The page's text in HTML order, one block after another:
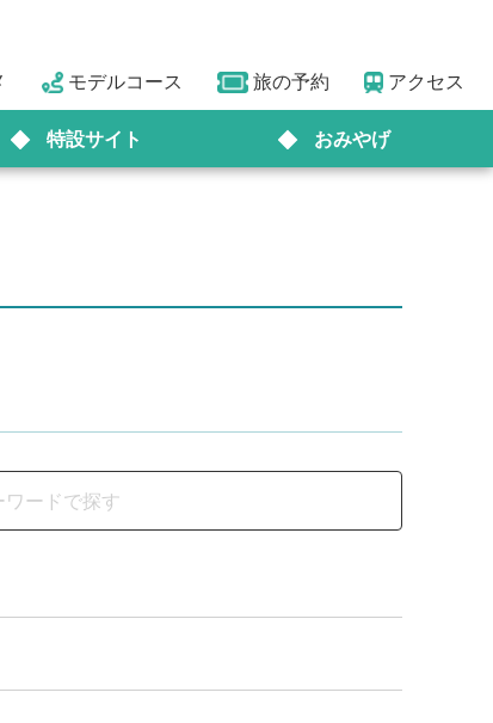
モデルコース 旅の予約 アクセス
特設サイト おみやげ